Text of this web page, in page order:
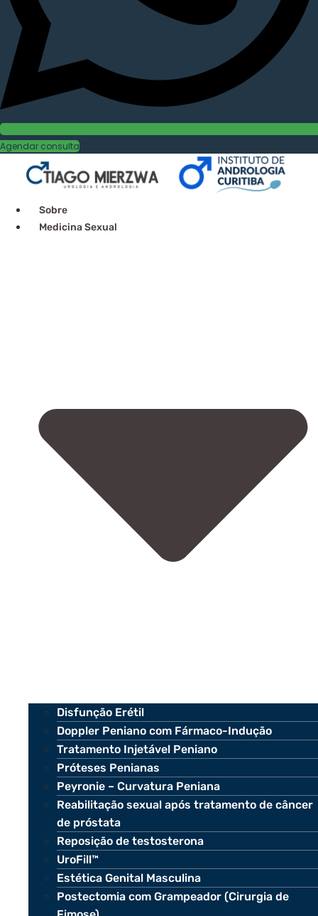
Agendar consulta
Sobre
Medicina Sexual
Disfunção Erétil
Doppler Peniano com Fármaco-Indução
Tratamento Injetável Peniano
Próteses Penianas
Peyronie – Curvatura Peniana
Reabilitação sexual após tratamento de câncer
de próstata
Reposição de testosterona
UroFill™
Estética Genital Masculina
Postectomia com Grampeador (Cirurgia de